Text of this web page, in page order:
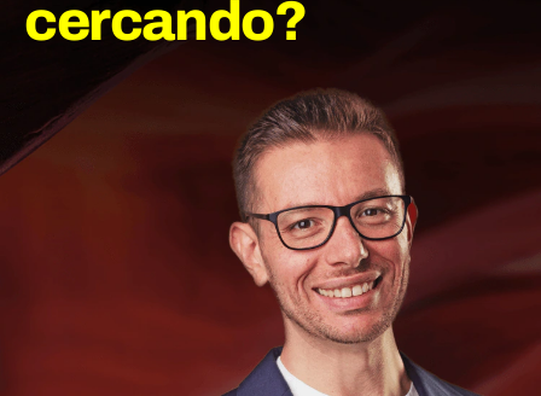
cercando?